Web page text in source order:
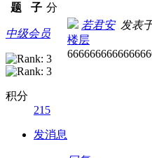
题
子 分
中级会员
积分
215
发消息
若君安发表于
楼层